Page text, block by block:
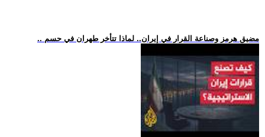
.. مضيق هرمز وصناعة القرار في إيران.. لماذا تتأخر طهران في حسم